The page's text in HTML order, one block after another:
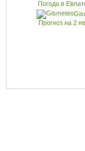
Погода в
Прогноз на 2